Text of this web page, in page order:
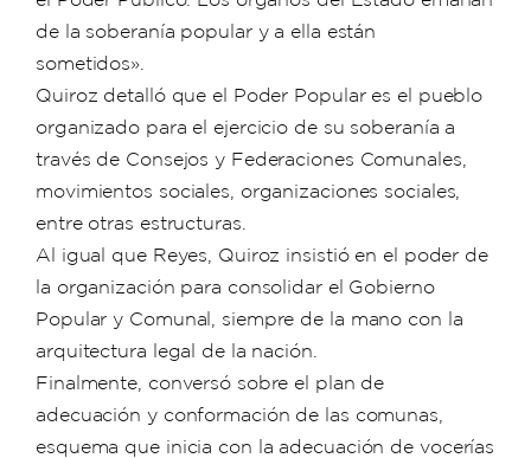
de la soberanía popular y a ella están
sometidos».
Quiroz detalló que el Poder Popular es el pueblo
organizado para el ejercicio de su soberanía a
través de Consejos y Federaciones Comunales,
movimientos sociales, organizaciones sociales,
entre otras estructuras.
Al igual que Reyes, Quiroz insistió en el poder de
la organización para consolidar el Gobierno
Popular y Comunal, siempre de la mano con la
arquitectura legal de la nación.
Finalmente, conversó sobre el plan de
adecuación y conformación de las comunas,
esquema que inicia con la adecuación de vocerías